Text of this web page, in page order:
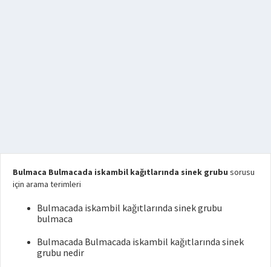
Bulmaca Bulmacada iskambil kağıtlarında sinek grubu sorusu
için arama terimleri
Bulmacada iskambil kağıtlarında sinek grubu
bulmaca
Bulmacada Bulmacada iskambil kağıtlarında sinek
grubu nedir